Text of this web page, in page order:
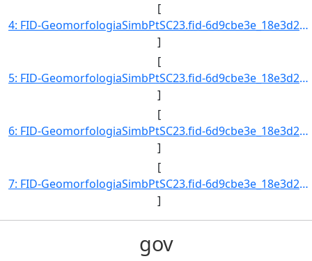
[
4: FID-GeomorfologiaSimbPtSC23.fid-6d9cbe3e_18e3d2ac254_-6e2b-Folha-SC23-Codigo_Grupo_Genese-11-Nome_Gr]
]
[
5: FID-GeomorfologiaSimbPtSC23.fid-6d9cbe3e_18e3d2ac254_-6e2a-Folha-SC23-Codigo_Grupo_Genese-11-Nome_Gr]
]
[
6: FID-GeomorfologiaSimbPtSC23.fid-6d9cbe3e_18e3d2ac254_-6e29-Folha-SC23-Codigo_Grupo_Genese-11-Nome_Gr]
]
[
7: FID-GeomorfologiaSimbPtSC23.fid-6d9cbe3e_18e3d2ac254_-6e28-Folha-SC23-Codigo_Grupo_Genese-11-Nome_Gr]
]
gov